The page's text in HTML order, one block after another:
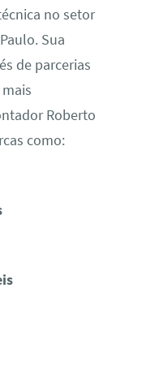
no setor
Sua
de parcerias
Roberto
como: